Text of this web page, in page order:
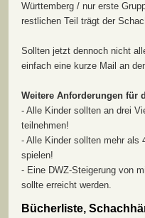
Württemberg / nur erste
restlichen Teil trägt der
Sollten jetzt dennoch nicht
einfach eine kurze Mail an
Weitere Anforderungen für
- Alle Kinder sollten an drei
teilnehmen!
- Alle Kinder sollten mehr als
spielen!
- Eine DWZ-Steigerung von
sollte erreicht werden.
Bücherliste,